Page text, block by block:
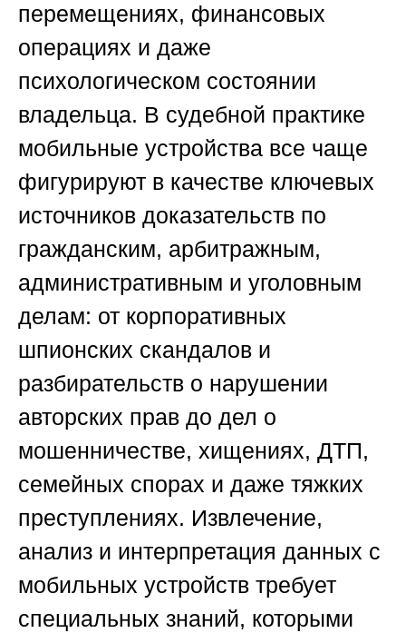
перемещениях, финансовых
операциях и даже
психологическом состоянии
владельца. В судебной практике
мобильные устройства все чаще
фигурируют в качестве ключевых
источников доказательств по
гражданским, арбитражным,
административным и уголовным
делам: от корпоративных
шпионских скандалов и
разбирательств о нарушении
авторских прав до дел о
мошенничестве, хищениях, ДТП,
семейных спорах и даже тяжких
преступлениях. Извлечение,
анализ и интерпретация данных с
мобильных устройств требует
специальных знаний, которыми